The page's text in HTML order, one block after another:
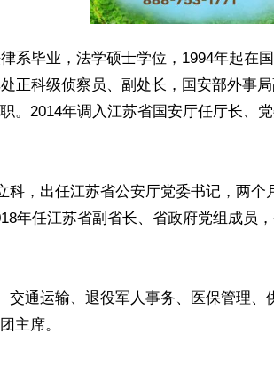
系毕业，法学硕士学位，1994年起在
正科级侦察员、副处长，国安部外事局
。2014年调入江苏省国安厅任厅长、
，出任江苏省公安厅党委书记，两个
年任江苏省副省长、省政府党组成员
交通运输、退役军人事务、医保管理、
主席。